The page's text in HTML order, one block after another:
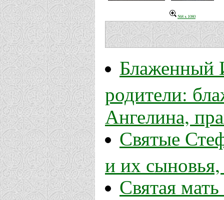
568 x 1080
Блаженный
родители:
Ангелина,
Святые
и их
Святая